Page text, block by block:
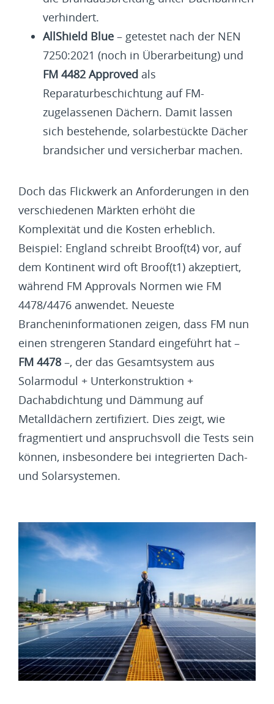
verhindert.
AllShield Blue – getestet nach der NEN
7250:2021 (noch in Überarbeitung) und
FM 4482 Approved als
Reparaturbeschichtung auf FM-
zugelassenen Dächern. Damit lassen
sich bestehende, solarbestückte Dächer
brandsicher und versicherbar machen.
Doch das Flickwerk an Anforderungen in den
verschiedenen Märkten erhöht die
Komplexität und die Kosten erheblich.
Beispiel: England schreibt Broof(t4) vor, auf
dem Kontinent wird oft Broof(t1) akzeptiert,
während FM Approvals Normen wie FM
4478/4476 anwendet. Neueste
Brancheninformationen zeigen, dass FM nun
einen strengeren Standard eingeführt hat –
FM 4478 –, der das Gesamtsystem aus
Solarmodul + Unterkonstruktion +
Dachabdichtung und Dämmung auf
Metalldächern zertifiziert. Dies zeigt, wie
fragmentiert und anspruchsvoll die Tests sein
können, insbesondere bei integrierten Dach-
und Solarsystemen.